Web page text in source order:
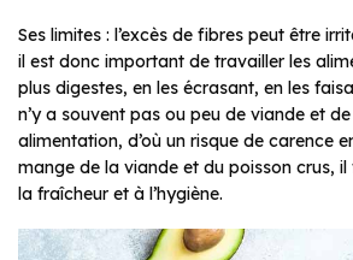
Ses limites : l’excès de fibres peut être
il est donc important de travailler les
plus digestes, en les écrasant, en les
n’y a souvent pas ou peu de viande et
alimentation, d’où un risque de carence
mange de la viande et du poisson crus,
la fraîcheur et à l’hygiène.